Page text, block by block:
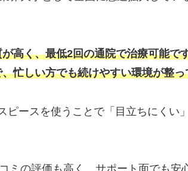
高く、最低2回の通院で治療可能で
忙しい方でも続けやすい環境が整
ースを使うことで「目立ちにくい
の評価も高く、サポート面でも安